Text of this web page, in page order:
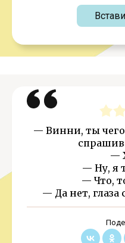
— Винни, ты
—
— Ну, я
— Что,
— Да нет,